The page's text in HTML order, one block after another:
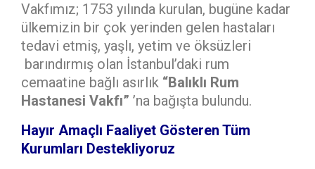
Vakfımız; 1753 yılında kurulan, bugüne kadar
ülkemizin bir çok yerinden gelen hastaları
tedavi etmiş, yaşlı, yetim ve öksüzleri
barındırmış olan İstanbul’daki rum
cemaatine bağlı asırlık “Balıklı Rum
Hastanesi Vakfı” ’na bağışta bulundu.
Hayır Amaçlı Faaliyet Gösteren Tüm
Kurumları Destekliyoruz